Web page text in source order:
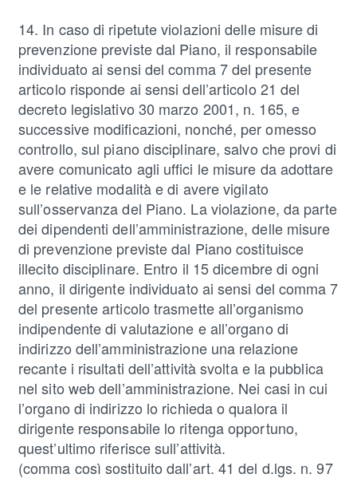
14. In caso di ripetute violazioni delle misure di
prevenzione previste dal Piano, il responsabile
individuato ai sensi del comma 7 del presente
articolo risponde ai sensi dell’articolo 21 del
decreto legislativo 30 marzo 2001, n. 165, e
successive modificazioni, nonché, per omesso
controllo, sul piano disciplinare, salvo che provi di
avere comunicato agli uffici le misure da adottare
e le relative modalità e di avere vigilato
sull’osservanza del Piano. La violazione, da parte
dei dipendenti dell’amministrazione, delle misure
di prevenzione previste dal Piano costituisce
illecito disciplinare. Entro il 15 dicembre di ogni
anno, il dirigente individuato ai sensi del comma 7
del presente articolo trasmette all’organismo
indipendente di valutazione e all’organo di
indirizzo dell’amministrazione una relazione
recante i risultati dell’attività svolta e la pubblica
nel sito web dell’amministrazione. Nei casi in cui
l’organo di indirizzo lo richieda o qualora il
dirigente responsabile lo ritenga opportuno,
quest’ultimo riferisce sull’attività.
(comma così sostituito dall’art. 41 del d.lgs. n. 97